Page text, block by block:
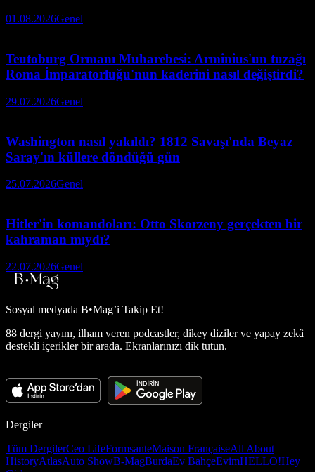
01.08.2026Genel
Teutoburg Ormanı Muharebesi: Arminius'un tuzağı
Roma İmparatorluğu'nun kaderini nasıl değiştirdi?
29.07.2026Genel
Washington nasıl yakıldı? 1812 Savaşı'nda Beyaz
Saray'ın küllere döndüğü gün
25.07.2026Genel
Hitler'in komandoları: Otto Skorzeny gerçekten bir
kahraman mıydı?
22.07.2026Genel
Sosyal medyada B•Mag’i Takip Et!
88 dergi yayını, ilham veren podcastler, dikey diziler ve yapay zekâ
destekli içerikler bir arada. Ekranlarınızı dik tutun.
Dergiler
Tüm DergilerCeo LifeFormsanteMaison FrançaiseAll About
HistoryAtlasAuto ShowB-MagBurdaEv BahçeEvimHELLO!Hey